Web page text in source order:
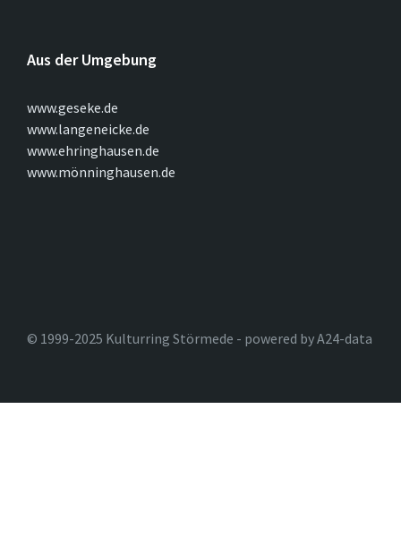
Aus der Umgebung
www.geseke.de
www.langeneicke.de
www.ehringhausen.de
www.mönninghausen.de
© 1999-2025 Kulturring Störmede - powered by A24-data